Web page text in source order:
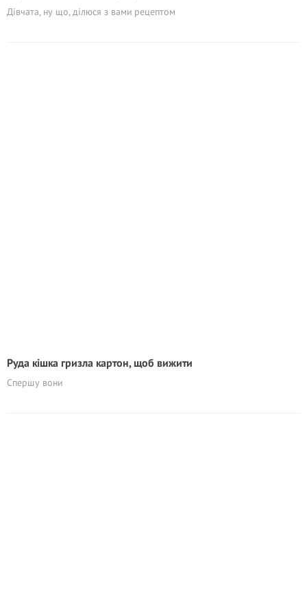
Дівчата, ну що, ділюся з вами рецептом
Руда кішка гризла картон, щоб вижити
Спершу вони